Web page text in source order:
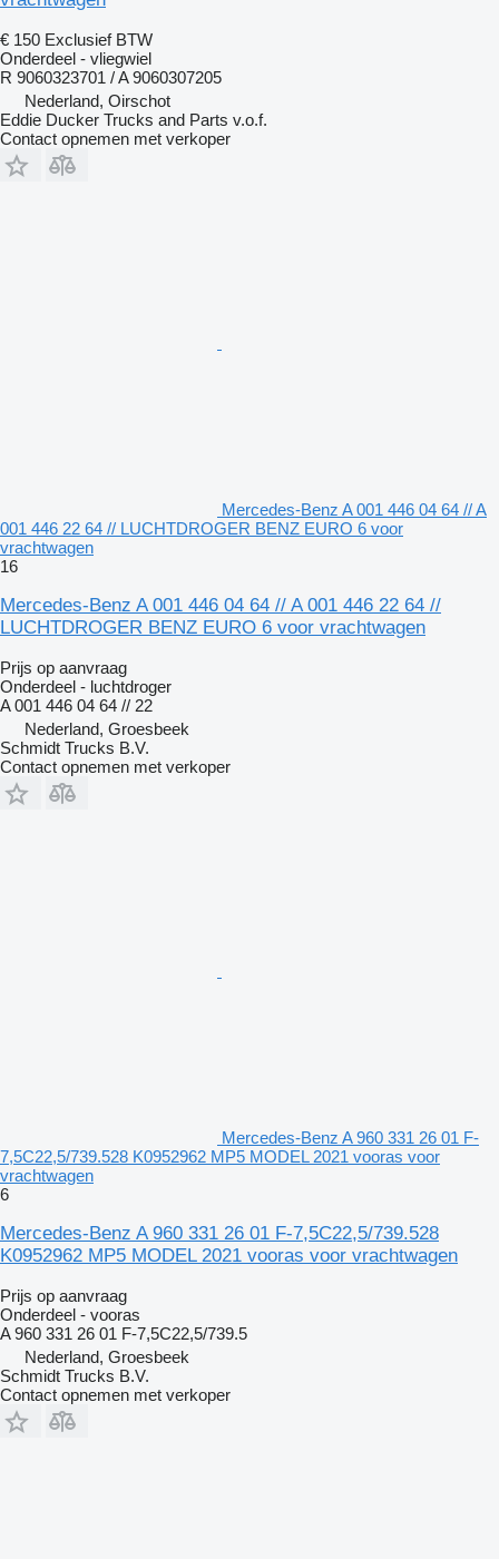
€ 150 Exclusief BTW
Onderdeel - vliegwiel
R 9060323701 / A 9060307205
Nederland, Oirschot
Eddie Ducker Trucks and Parts v.o.f.
Contact opnemen met verkoper
Mercedes-Benz A 001 446 04 64 // A
001 446 22 64 // LUCHTDROGER BENZ EURO 6 voor
vrachtwagen
16
Mercedes-Benz A 001 446 04 64 // A 001 446 22 64 //
LUCHTDROGER BENZ EURO 6 voor vrachtwagen
Prijs op aanvraag
Onderdeel - luchtdroger
A 001 446 04 64 // 22
Nederland, Groesbeek
Schmidt Trucks B.V.
Contact opnemen met verkoper
Mercedes-Benz A 960 331 26 01 F-
7,5C22,5/739.528 K0952962 MP5 MODEL 2021 vooras voor
vrachtwagen
6
Mercedes-Benz A 960 331 26 01 F-7,5C22,5/739.528
K0952962 MP5 MODEL 2021 vooras voor vrachtwagen
Prijs op aanvraag
Onderdeel - vooras
A 960 331 26 01 F-7,5C22,5/739.5
Nederland, Groesbeek
Schmidt Trucks B.V.
Contact opnemen met verkoper